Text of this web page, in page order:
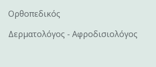
Ορθοπεδικός
Δερματολόγος - Αφροδισιολόγος